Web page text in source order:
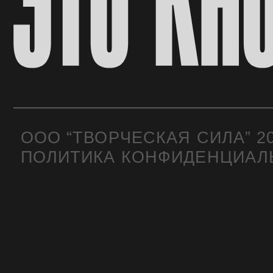
ООО “ТВОРЧЕСКАЯ СИЛА” 2024
ПОЛИТИКА